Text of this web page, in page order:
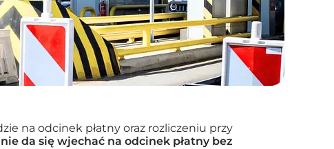
na odcinek płatny oraz rozliczeniu przy
nie da się wjechać na odcinek płatny bez